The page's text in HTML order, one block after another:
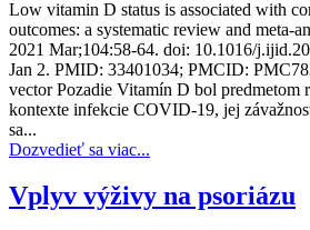
Low vitamin D status is associated with
outcomes: a systematic review and meta-
2021 Mar;104:58-64. doi: 10.1016/
Jan 2. PMID: 33401034; PMCID:
vector Pozadie Vitamín D bol predmetom
kontexte infekcie COVID-19, jej
sa...
Dozvedieť sa viac...
Vplyv výživy na psoriázu